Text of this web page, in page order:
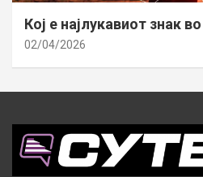
Кој е најлукавиот знак
02/04/2026